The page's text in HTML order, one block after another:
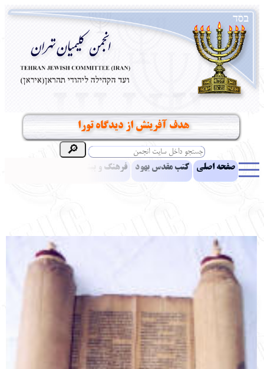
هدف آفرينش از ديدگاه تورا
صفحه اصلی کتب مقدس یهود فرهنگ و بینش یهود
نهاد های انجمن انتقادات و پیشنهادات
English עברית